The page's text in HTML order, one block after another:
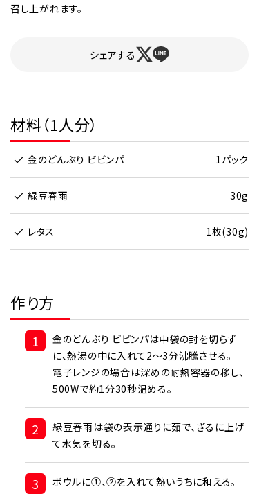
召し上がれます。
シェアする
材料（1人分）
金のどんぶり ビビンパ 1パック
緑豆春雨 30g
レタス 1枚(30g)
作り方
1
金のどんぶり ビビンパは中袋の封を切らず
に、熱湯の中に入れて2～3分沸騰させる。
電子レンジの場合は深めの耐熱容器の移し、
500Wで約1分30秒温める。
2
緑豆春雨は袋の表示通りに茹で、ざるに上げ
て水気を切る。
3 ボウルに①、②を入れて熱いうちに和える。